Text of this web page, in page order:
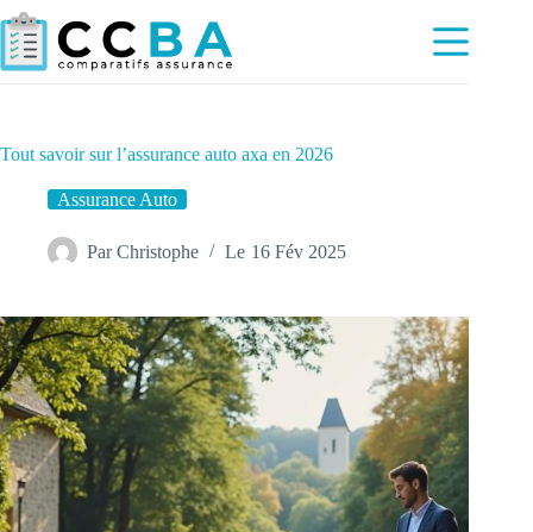
Passer
au
contenu
Tout savoir sur l’assurance auto axa en 2026
Assurance Auto
Par Christophe Le 16 Fév 2025